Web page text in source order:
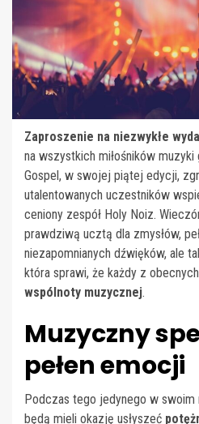
Zaproszenie na niezwykłe
na wszystkich miłośników
Gospel, w swojej piątej edycji,
utalentowanych uczestników
ceniony zespół Holy Noiz.
prawdziwą ucztą dla zmysłów,
niezapomnianych dźwięków, ale
która sprawi, że każdy z
wspólnoty muzycznej.
Muzyczny
pełen emocji
Podczas tego jedynego w
będą mieli okazję usłyszeć